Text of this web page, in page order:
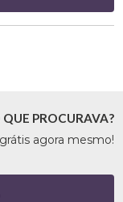
PROCURAVA?
agora mesmo!